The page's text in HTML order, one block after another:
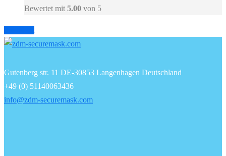
Bewertet mit 5.00 von 5
Gutenberg str. 11 DE-30853 Langenhagen Deutschland
+49 (0) 51140063436
info@zdm-securemask.com